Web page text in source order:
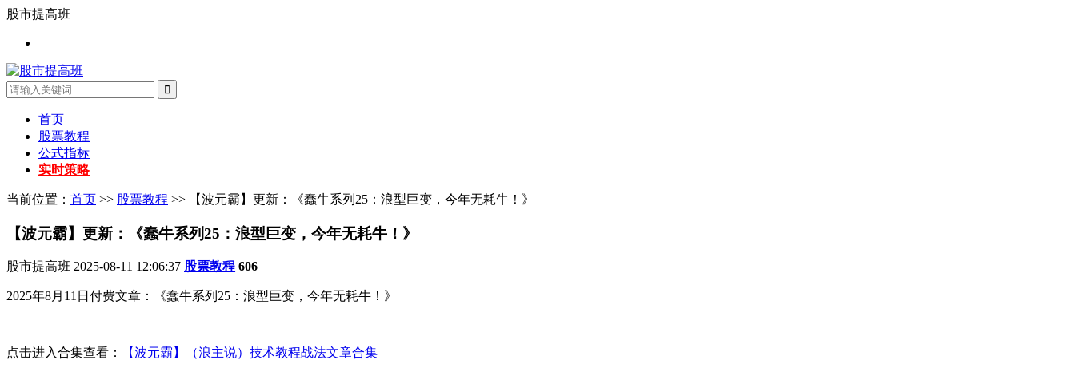
股市提高班
首页
股票教程
公式指标
实时策略
当前位置： 首页 >> 股票教程 >> 【波元霸】更新：《蠢牛系列25：浪型巨变，今年无耗牛！》
【波元霸】更新：《蠢牛系列25：浪型巨变，今年无耗牛！》
股市提高班 2025-08-11 12:06:37 股票教程 606
2025年8月11日付费文章：《蠢牛系列25：浪型巨变，今年无耗牛！》
点击进入合集查看： 【波元霸】（浪主说）技术教程战法文章合集